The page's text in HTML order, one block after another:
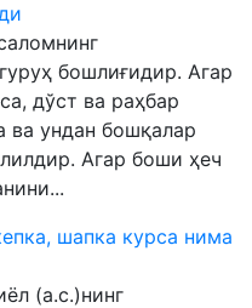
бошлиғидир. Агар
дўст ва раҳбар
ва ундан бошқалар
Агар боши ҳеч
шапка курса нима
(а.с.)нинг